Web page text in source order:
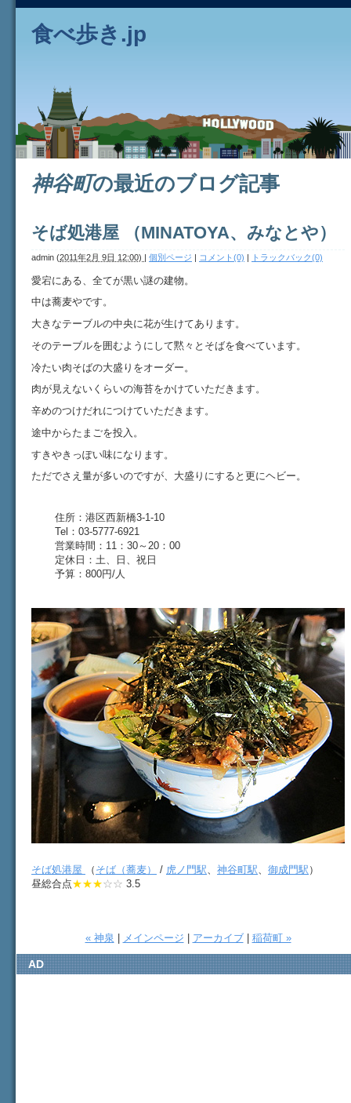
食べ歩き.jp
神谷町の最近のブログ記事
そば処港屋 （MINATOYA、みなとや）
admin (2011年2月 9日 12:00) | 個別ページ | コメント(0) | トラックバック(0)
愛宕にある、全てが黒い謎の建物。
中は蕎麦やです。
大きなテーブルの中央に花が生けてあります。
そのテーブルを囲むようにして黙々とそばを食べています。
冷たい肉そばの大盛りをオーダー。
肉が見えないくらいの海苔をかけていただきます。
辛めのつけだれにつけていただきます。
途中からたまごを投入。
すきやきっぽい味になります。
ただでさえ量が多いのですが、大盛りにすると更にヘビー。
住所：港区西新橋3-1-10
Tel：03-5777-6921
営業時間：11：30～20：00
定休日：土、日、祝日
予算：800円/人
そば処港屋 （ そば（蕎麦） / 虎ノ門駅、 神谷町駅、 御成門駅 ）
昼総合点★★★☆☆ 3.5
« 神泉 メインページ アーカイブ| 稲荷町 »
AD